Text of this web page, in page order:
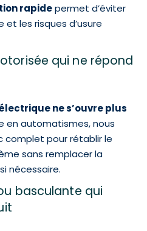
rapidepermet d’éviter
et les risques d’usure
qui ne répond
ne s’ouvre plus
en automatismes, nous
complet pour rétablir le
sans remplacer la
nécessaire.
basculante qui